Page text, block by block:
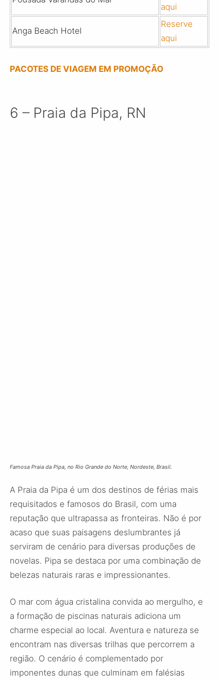
aqui
Anga Beach Hotel
Reserve
aqui
PACOTES DE VIAGEM EM PROMOÇÃO
6 – Praia da Pipa, RN
Famosa Praia da Pipa, no Rio Grande do Norte, Nordeste, Brasil.
A Praia da Pipa é um dos destinos de férias mais
requisitados e famosos do Brasil, com uma
reputação que ultrapassa as fronteiras. Não é por
acaso que suas paisagens deslumbrantes já
serviram de cenário para diversas produções de
novelas. Pipa se destaca por uma combinação de
belezas naturais raras e impressionantes.
O mar com água cristalina convida ao mergulho, e
a formação de piscinas naturais adiciona um
charme especial ao local. Aventura e natureza se
encontram nas diversas trilhas que percorrem a
região. O cenário é complementado por
imponentes dunas que culminam em falésias